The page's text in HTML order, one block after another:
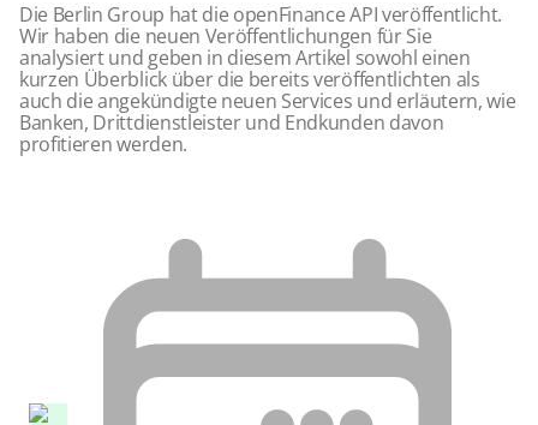
Die Berlin Group hat die openFinance API veröffentlicht.
Wir haben die neuen Veröffentlichungen für Sie
analysiert und geben in diesem Artikel sowohl einen
kurzen Überblick über die bereits veröffentlichten als
auch die angekündigte neuen Services und erläutern, wie
Banken, Drittdienstleister und Endkunden davon
profitieren werden.